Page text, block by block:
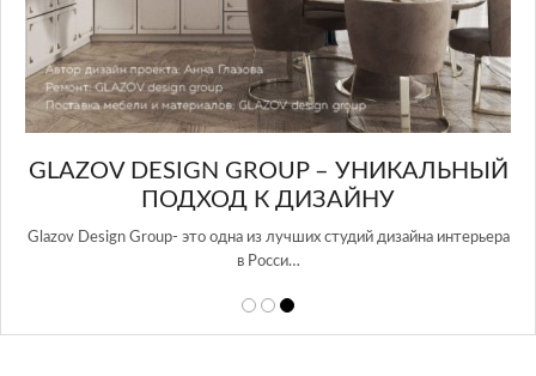
GLAZOV DESIGN GROUP – УНИКАЛЬНЫЙ
ПОДХОД К ДИЗАЙНУ
Glazov Design Group- это одна из лучших студий дизайна интерьера
в Росси…